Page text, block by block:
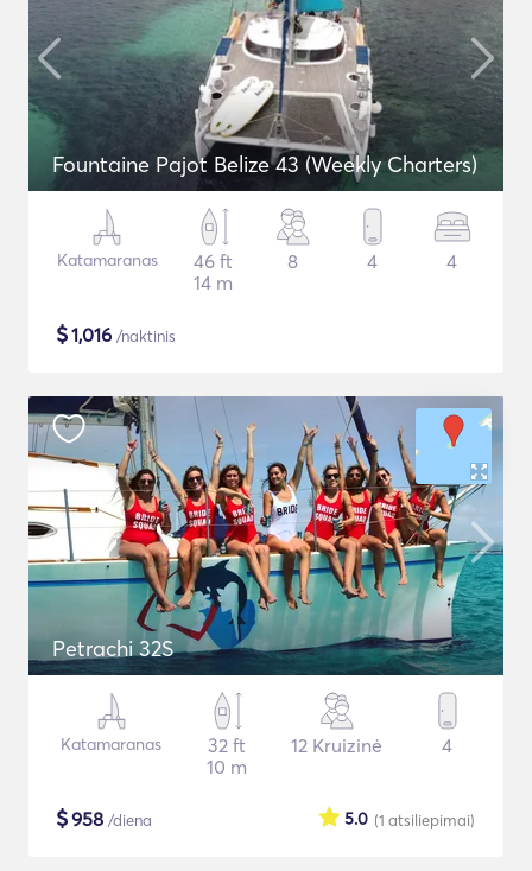
Fountaine Pajot Belize 43 (Weekly Charters)
Katamaranas
46 ft
14 m
8 4 4
$1,016 /naktinis
Petrachi 32S
Katamaranas
32 ft
10 m
12 Kruizinė 4
$958 /diena (1 atsiliepimai)
5.0